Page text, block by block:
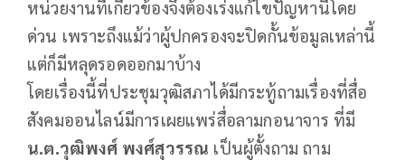
หน่วยงานที่เกี่ยวข้องจึงต้องเร่งแก้ไขปัญหานี้โดย
ด่วน เพราะถึงแม้ว่าผู้ปกครองจะปิดกั้นข้อมูลเหล่านี้
แต่ก็มีหลุดรอดออกมาบ้าง
โดยเรื่องนี้ที่ประชุมวุฒิสภาได้มีกระทู้ถามเรื่องที่สื่อ
สังคมออนไลน์มีการเผยแพร่สื่อลามกอนาจาร ที่มี
น.ต.วุฒิพงศ์ พงศ์สุวรรณ เป็นผู้ตั้งถาม ถาม